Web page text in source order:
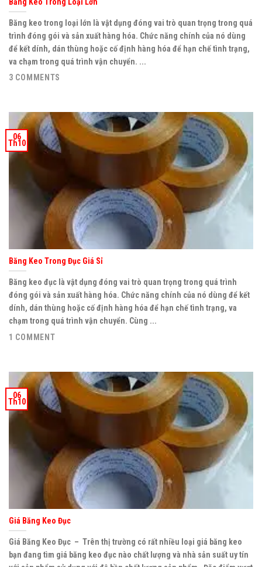
Băng keo trong loại lớn là vật dụng đóng vai trò quan trọng trong quá
trình đóng gói và sản xuất hàng hóa. Chức năng chính của nó dùng
để kết dính, dán thùng hoặc cố định hàng hóa để hạn chế tình trạng,
va chạm trong quá trình vận chuyển. ...
3 COMMENTS
Băng Keo Trong Đục Giá Sỉ
Băng keo đục là vật dụng đóng vai trò quan trọng trong quá trình
đóng gói và sản xuất hàng hóa. Chức năng chính của nó dùng để kết
dính, dán thùng hoặc cố định hàng hóa để hạn chế tình trạng, va
chạm trong quá trình vận chuyển. Cùng ...
1 COMMENT
06
Th10
Giá Băng Keo Đục
Giá Băng Keo Đục – Trên thị trường có rất nhiều loại giá băng keo
bạn đang tìm giá băng keo đục nào chất lượng và nhà sản suất uy tín
06
Th10